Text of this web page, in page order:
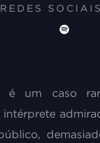
é um caso